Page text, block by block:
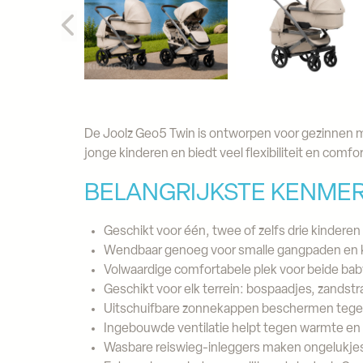
De Joolz Geo5 Twin is ontworpen voor
jonge kinderen en biedt veel flexibiliteit en
BELANGRIJKSTE
Geschikt voor één, twee of zelfs drie kinderen
Wendbaar genoeg voor smalle gangpaden en
Volwaardige comfortabele plek voor beide
Geschikt voor elk terrein: bospaadjes,
Uitschuifbare zonnekappen beschermen
Ingebouwde ventilatie helpt tegen warmte
Wasbare reiswieg-inleggers maken